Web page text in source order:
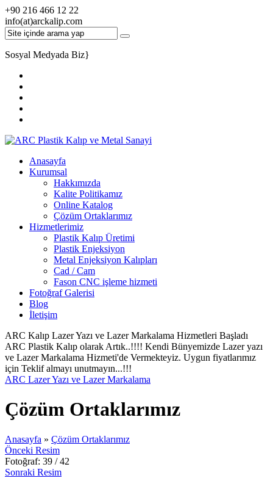
+90 216 466 12 22
info(at)arckalip.com
Sosyal Medyada Biz}
Anasayfa
Kurumsal
Hakkımızda
Kalite Politikamız
Online Katalog
Çözüm Ortaklarımız
Hizmetlerimiz
Plastik Kalıp Üretimi
Plastik Enjeksiyon
Metal Enjeksiyon Kalıpları
Cad / Cam
Fason CNC işleme hizmeti
Fotoğraf Galerisi
Blog
İletişim
ARC Kalıp Lazer Yazı ve Lazer Markalama Hizmetleri Başladı
ARC Plastik Kalıp olarak Artık..!!!! Kendi Bünyemizde Lazer yazı
ve Lazer Markalama Hizmeti'de Vermekteyiz. Uygun fiyatlarımız
için Teklif almayı unutmayın...!!!
ARC Lazer Yazı ve Lazer Markalama
Çözüm Ortaklarımız
Anasayfa » Çözüm Ortaklarımız
Önceki Resim
Fotoğraf: 39 / 42
Sonraki Resim